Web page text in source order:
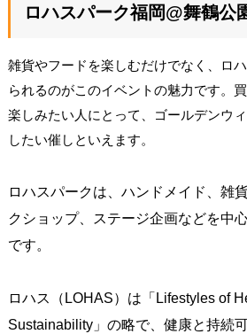
ロハスパーク福岡@舞鶴公
雑貨やフードを楽しむだけでなく、ロ
られるのがこのイベントの魅力です。
楽しみたい人にとって、ゴールデンウ
したい催しといえます。
ロハスパークは、ハンドメイド、雑
クショップ、ステージ企画などを中
です。
ロハス（LOHAS）は「Lifestyles of
Sustainability」の略で、健康と持続